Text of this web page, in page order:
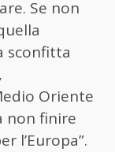
Se non
sconfitta
Oriente
non finire
l’Europa”.